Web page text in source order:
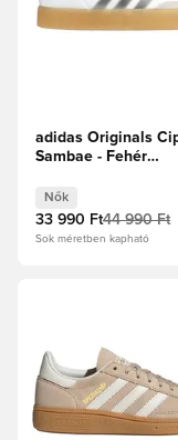
adidas Originals
Sambae - Fehér
Nők
33 990 Ft44 990 Ft
Sok méretben kapható
Megnyit egy